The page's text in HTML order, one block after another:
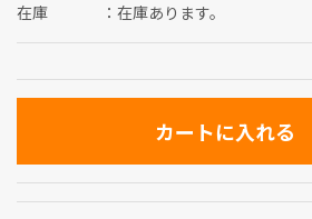
在庫
在庫あります。